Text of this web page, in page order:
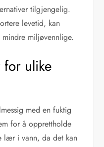
tilgjengelig.
levetid, kan
mindre miljøvennlige.
for ulike
med en fuktig
for å opprettholde
lær i vann, da det kan